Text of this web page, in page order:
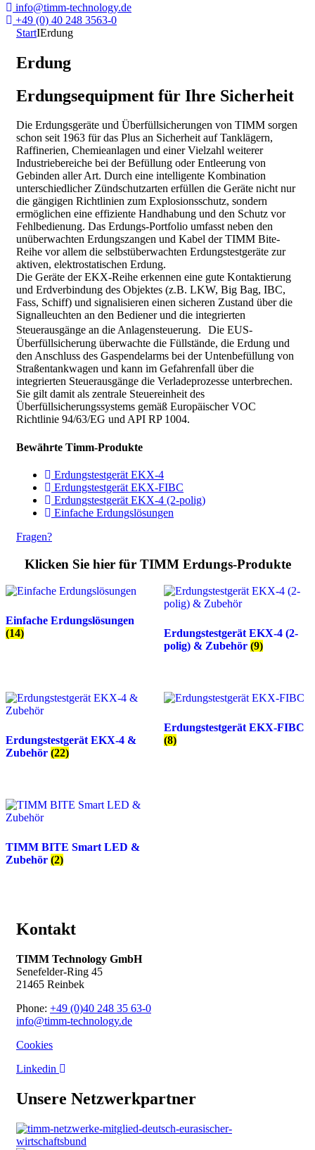
info@timm-technology.de
+49 (0) 40 248 3563-0
StartIErdung
Erdung
Erdungsequipment für Ihre Sicherheit
Die Erdungsgeräte und Überfüllsicherungen von TIMM sorgen
schon seit 1963 für das Plus an Sicherheit auf Tanklägern,
Raffinerien, Chemieanlagen und einer Vielzahl weiterer
Industriebereiche bei der Befüllung oder Entleerung von
Gebinden aller Art. Durch eine intelligente Kombination
unterschiedlicher Zündschutzarten erfüllen die Geräte nicht nur
die gängigen Richtlinien zum Explosionsschutz, sondern
ermöglichen eine effiziente Handhabung und den Schutz vor
Fehlbedienung. Das Erdungs-Portfolio umfasst neben den
unüberwachten Erdungszangen und Kabel der TIMM Bite-
Reihe vor allem die selbstüberwachten Erdungstestgeräte zur
aktiven, elektrostatischen Erdung.
Die Geräte der EKX-Reihe erkennen eine gute Kontaktierung
und Erdverbindung des Objektes (z.B. LKW, Big Bag, IBC,
Fass, Schiff) und signalisieren einen sicheren Zustand über die
Signalleuchten an den Bediener und die integrierten
Steuerausgänge an die Anlagensteuerung. Die EUS-
Überfüllsicherung überwachte die Füllstände, die Erdung und
den Anschluss des Gaspendelarms bei der Untenbefüllung von
Straßentankwagen und kann im Gefahrenfall über die
integrierten Steuerausgänge die Verladeprozesse unterbrechen.
Sie gilt damit als zentrale Steuereinheit des
Überfüllsicherungssystems gemäß Europäischer VOC
Richtlinie 94/63/EG und API RP 1004.
Bewährte Timm-Produkte
Erdungstestgerät EKX-4
Erdungstestgerät EKX-FIBC
Erdungstestgerät EKX-4 (2-polig)
Einfache Erdungslösungen
Fragen?
Klicken Sie hier für TIMM Erdungs-Produkte
Einfache Erdungslösungen
(14)
Erdungstestgerät EKX-4 (2-
polig) & Zubehör (9)
Erdungstestgerät EKX-4 &
Zubehör (22)
Erdungstestgerät EKX-FIBC
(8)
TIMM BITE Smart LED &
Zubehör (2)
Kontakt
TIMM Technology GmbH
Senefelder-Ring 45
21465 Reinbek
Phone: +49 (0)40 248 35 63-0
info@timm-technology.de
Cookies
Linkedin
Unsere Netzwerkpartner